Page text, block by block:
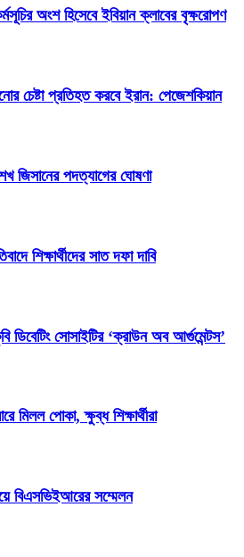
অংশ হিসেবে ইবিয়ান ক্লাবের বৃক্ষরোপণ
চেষ্টা প্রতিহত করবে ইরান: পেজেশকিয়ান
জিসানের পদত্যাগের ঘোষণা
শিক্ষার্থীদের সাত দফা দাবি
ডিবেটিং সোসাইটির ‘ক্রাউন অব আর্গুমেন্টস’
মিলল পোকা, ক্ষুব্ধ শিক্ষার্থীরা
বিএসভিইআরের সম্মেলন